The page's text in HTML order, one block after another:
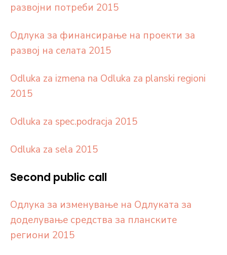
развојни потреби 2015
Одлука за финансирање на проекти за
развој на селата 2015
Odluka za izmena na Odluka za planski regioni
2015
Odluka za spec.podracja 2015
Odluka za sela 2015
Second public call
Oдлука за изменување на Одлуката за
доделување средства за планските
региони 2015